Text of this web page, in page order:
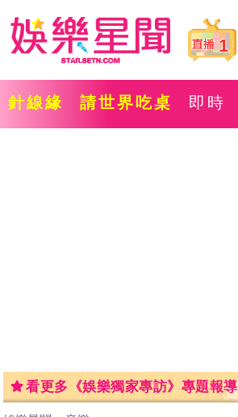
1
針線緣 請世界吃桌 即時
看更多《娛樂獨家專訪》專題報導